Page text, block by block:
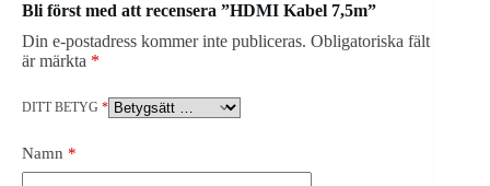
Bli först med att recensera ”HDMI Kabel 7,5m”
Din e-postadress kommer inte publiceras. Obligatoriska fält
är märkta *
DITT BETYG *
Namn *